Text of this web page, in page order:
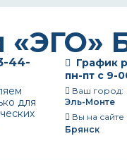
График
пн-пт с 9-
Ваш город:
Эль-Монте
Вы на
Брянск
44-
для